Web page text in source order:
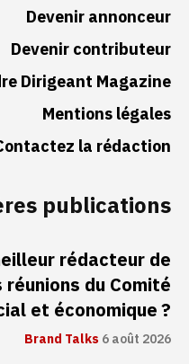
Devenir annonceur
Devenir contributeur
Dirigeant Magazine
Mentions légales
la rédaction
publications
rédacteur de
du Comité
et économique ?
Brand Talks6 août 2026